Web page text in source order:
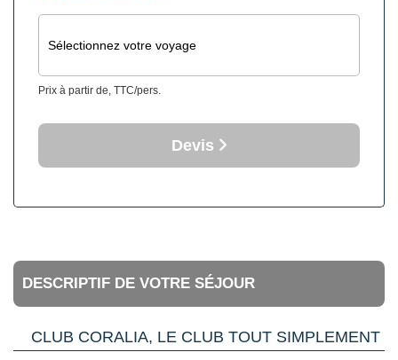
Sélectionnez votre voyage
Prix à partir de, TTC/pers.
Devis
DESCRIPTIF DE VOTRE SÉJOUR
CLUB CORALIA, LE CLUB TOUT SIMPLEMENT